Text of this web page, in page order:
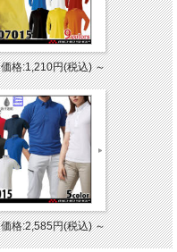
価格:1,210円(税込)～
価格:2,585円(税込)～